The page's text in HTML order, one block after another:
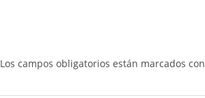
Los campos obligatorios están marcados con